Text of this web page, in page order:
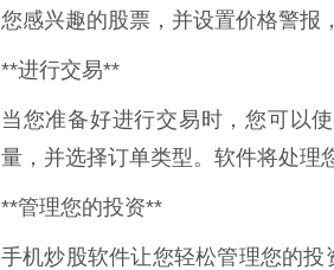
您感兴趣的股票，并设置价格警报
**进行交易**
当您准备好进行交易时，您可以
量，并选择订单类型。软件将处理
**管理您的投资**
手机炒股软件让您轻松管理您的